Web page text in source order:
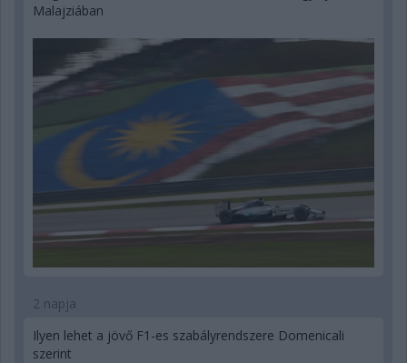
Malajziában
2 napja
Ilyen lehet a jövő F1-es szabályrendszere Domenicali
szerint